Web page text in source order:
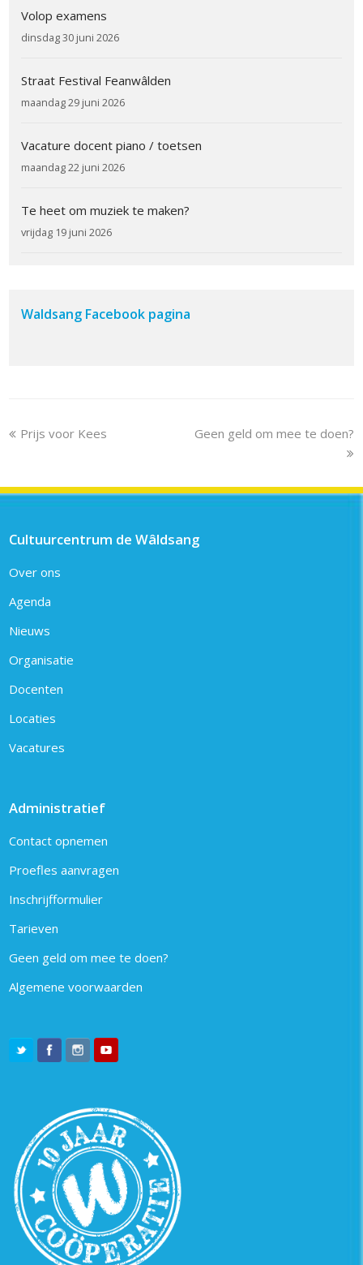
Volop examens
dinsdag 30 juni 2026
Straat Festival Feanwâlden
maandag 29 juni 2026
Vacature docent piano / toetsen
maandag 22 juni 2026
Te heet om muziek te maken?
vrijdag 19 juni 2026
Waldsang Facebook pagina
previous
Prijs voor Kees
next
Geen geld om mee te doen?
Cultuurcentrum de Wâldsang
Over ons
Agenda
Nieuws
Organisatie
Docenten
Locaties
Vacatures
Administratief
Contact opnemen
Proefles aanvragen
Inschrijfformulier
Tarieven
Geen geld om mee te doen?
Algemene voorwaarden